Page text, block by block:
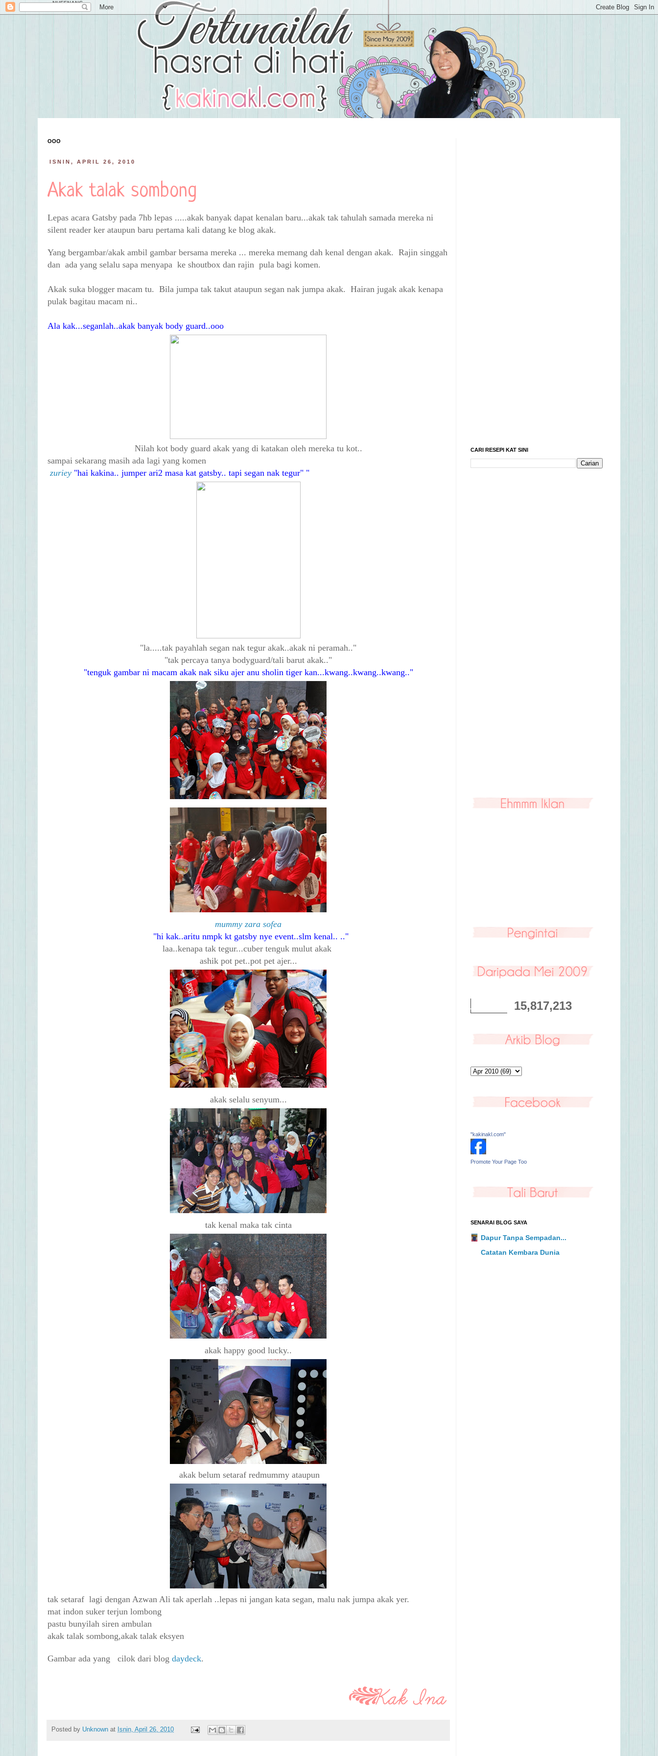
NUFFNANG
OOO
ISNIN, APRIL 26, 2010
Akak talak sombong
Lepas acara Gatsby pada 7hb lepas .....akak banyak dapat kenalan baru...akak tak tahulah samada mereka ni
silent reader ker ataupun baru pertama kali datang ke blog akak.
Yang bergambar/akak ambil gambar bersama mereka ... mereka memang dah kenal dengan akak. Rajin singgah
dan ada yang selalu sapa menyapa ke shoutbox dan rajin pula bagi komen.
Akak suka blogger macam tu. Bila jumpa tak takut ataupun segan nak jumpa akak. Hairan jugak akak kenapa
pulak bagitau macam ni..
Ala kak...seganlah..akak banyak body guard..ooo
Nilah kot body guard akak yang di katakan oleh mereka tu kot..
sampai sekarang masih ada lagi yang komen
zuriey hai kakina.. jumper ari2 masa kat gatsby.. tapi segan nak tegur"
la.....tak payahlah segan nak tegur akak..akak ni peramah..
tak percaya tanya bodyguard/tali barut akak..
tenguk gambar ni macam akak nak siku ajer anu sholin tiger kan...kwang..kwang..kwang..
mummy zara sofea
hi kak..aritu nmpk kt gatsby nye event..slm kenal.. ..
laa..kenapa tak tegur...cuber tenguk mulut akak
ashik pot pet..pot pet ajer...
akak selalu senyum...
tak kenal maka tak cinta
akak happy good lucky..
akak belum setaraf redmummy ataupun
tak setaraf lagi dengan Azwan Ali tak aperlah ..lepas ni jangan kata segan, malu nak jumpa akak yer.
mat indon suker terjun lombong
pastu bunyilah siren ambulan
akak talak sombong,akak talak eksyen
Gambar ada yang cilok dari blog daydeck.
Posted by Unknown at Isnin, April 26, 2010
CARI RESEPI KAT SINI
15,817,213
"kakinakl.com"
Promote Your Page Too
SENARAI BLOG SAYA
Dapur Tanpa Sempadan...
Catatan Kembara Dunia